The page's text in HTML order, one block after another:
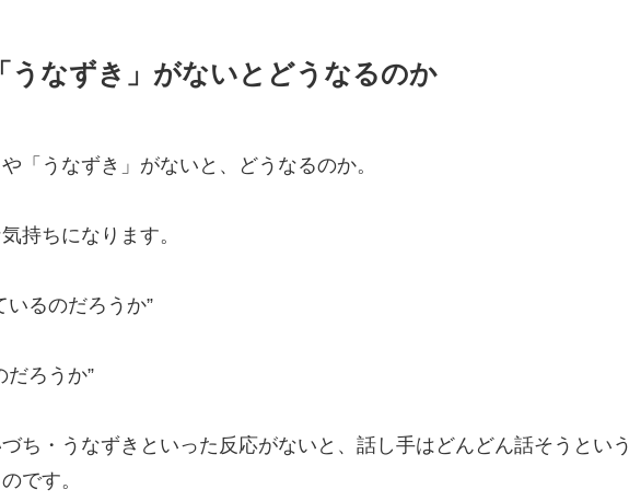
うなずき」がないとどうなるのか
「うなずき」がないと、どうなるのか。
持ちになります。
いるのだろうか”
だろうか”
ち・うなずきといった反応がないと、話し手はどんどん話そうという
です。